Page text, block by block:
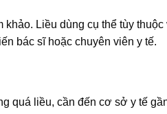
khảo. Liều dùng cụ thể tùy
bác sĩ hoặc chuyên viên y tế.
quá liều, cần đến cơ sở y tế